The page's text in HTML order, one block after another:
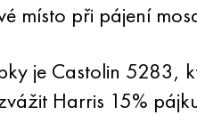
místo při pájení
je Castolin
Harris 15%